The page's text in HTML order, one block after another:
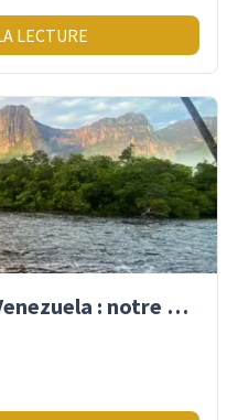
LECTURE
À la redécouverte du Venezuela : notre premier voyage là-bas depuis 2017